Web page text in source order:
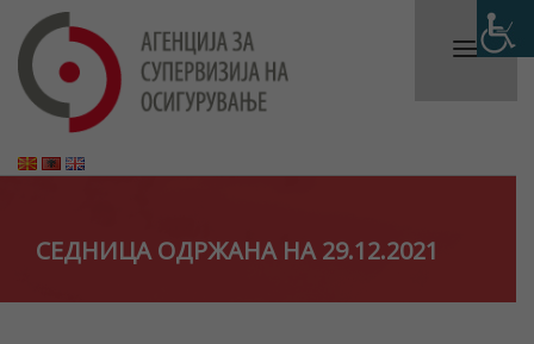
СЕДНИЦА ОДРЖАНА НА 29.12.2021